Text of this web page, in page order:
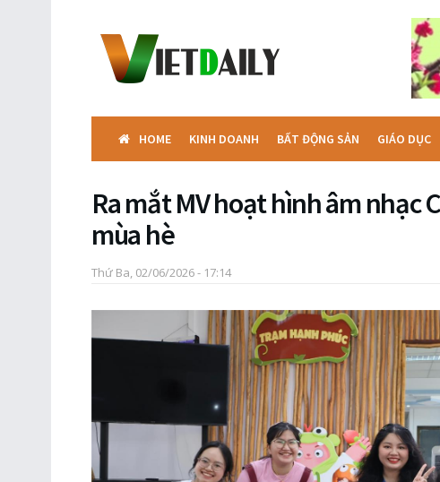
HOME KINH DOANH BẤT ĐỘNG SẢN GIÁO DỤC
Ra mắt MV hoạt hình âm nhạc
mùa hè
Thứ Ba, 02/06/2026 - 17:14